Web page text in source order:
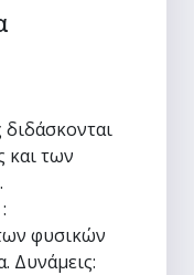
και των
φυσικών
Δυνάμεις: